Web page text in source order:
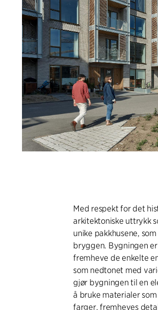
Med respekt for det
arkitektoniske uttrykk
unike pakkhusene,
bryggen. Bygningen
fremheve de enkelte
som nedtonet med
gjør bygningen til en
å bruke materialer
farger, fremheves